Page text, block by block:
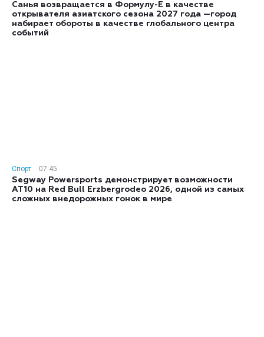
Санья возвращается в Формулу-E в качестве
открывателя азиатского сезона 2027 года —город
набирает обороты в качестве глобального центра
событий
Спорт
07:45
Segway Powersports демонстрирует возможности
AT10 на Red Bull Erzbergrodeo 2026, одной из самых
сложных внедорожных гонок в мире